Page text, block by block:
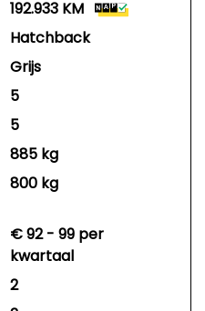
192.933 KM
Hatchback
Grijs
5
5
885 kg
800 kg
€ 92 - 99 per
kwartaal
2